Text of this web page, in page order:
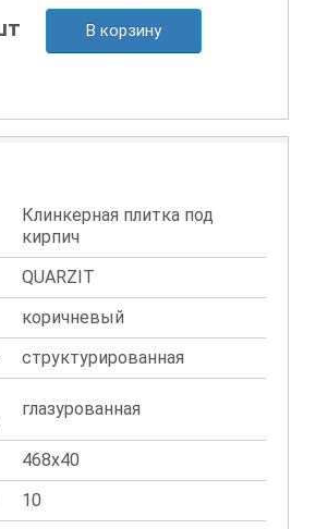
В корзину
Клинкерная плитка под
кирпич
QUARZIT
коричневый
структурированная
глазурованная
468x40
10